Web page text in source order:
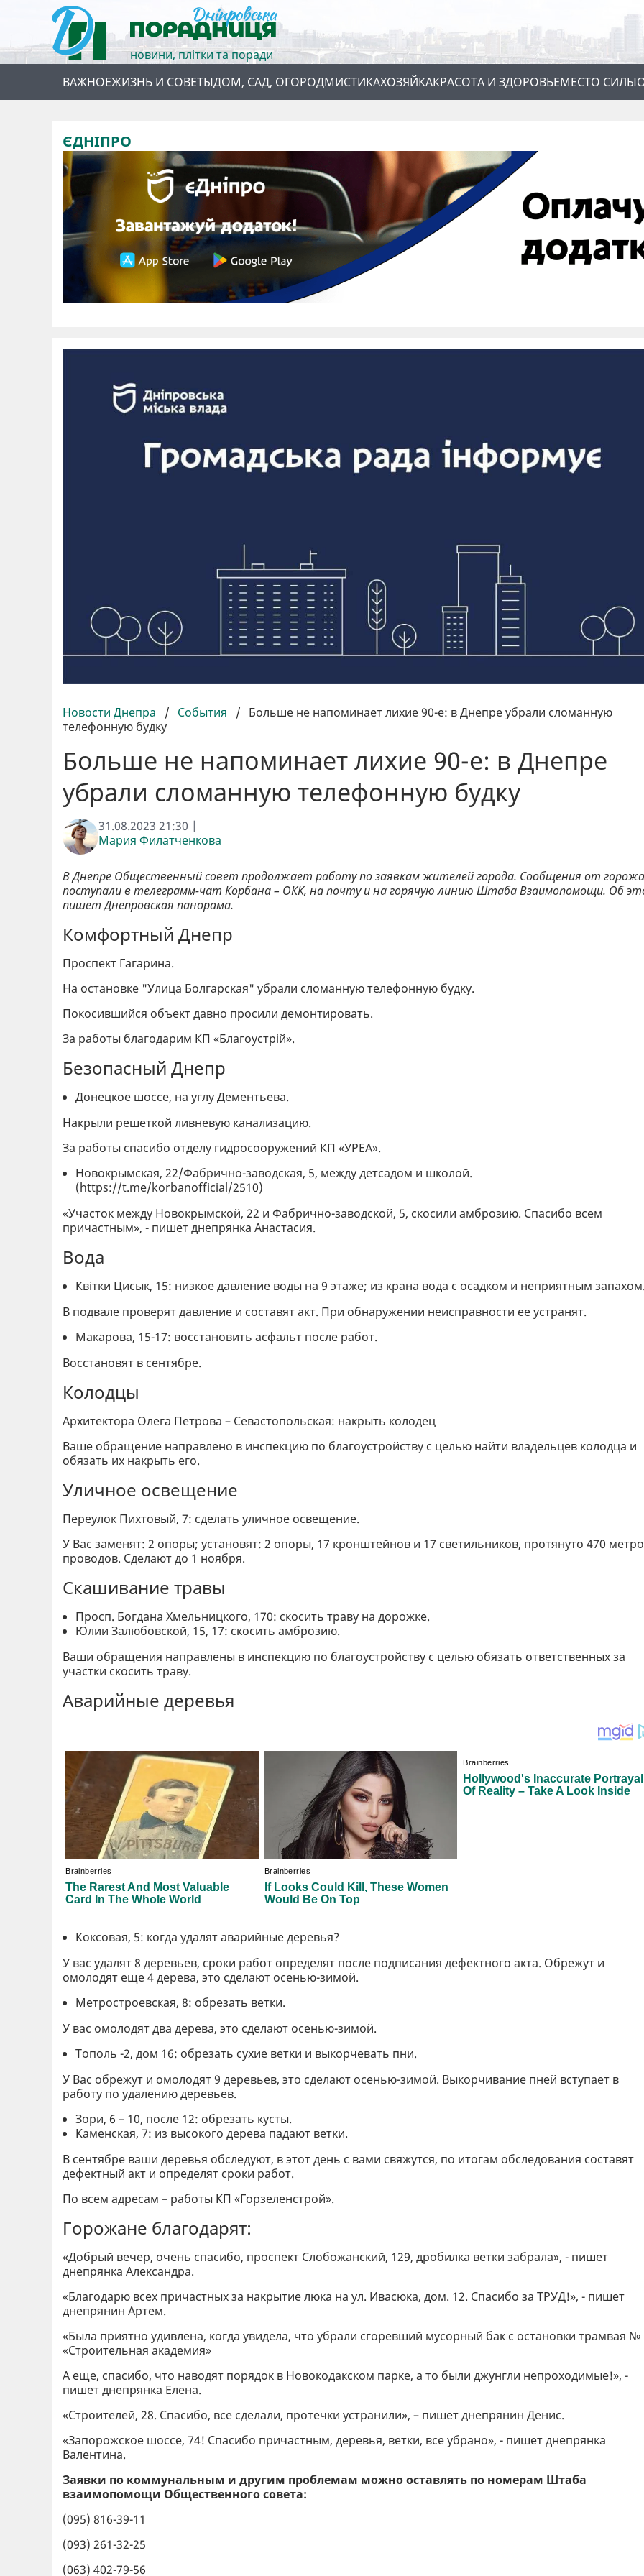
новини, плітки та поради
ВАЖНОЕЖИЗНЬ И СОВЕТЫДОМ, САД, ОГОРОДМИСТИКАХОЗЯЙКАКРАСОТА И ЗДОРОВЬЕМЕСТО СИЛЫ
ЄДНІПРО
Новости Днепра / События / Больше не напоминает лихие 90-е: в Днепре убрали сломанную
телефонную будку
Больше не напоминает лихие 90-е: в Днепре
убрали сломанную телефонную будку
31.08.2023 21:30 |
Мария Филатченкова
В Днепре Общественный совет продолжает работу по заявкам жителей города. Сообщения от
поступали в телеграмм-чат Корбана – ОКК, на почту и на горячую линию Штаба Взаимопомощи. Об
пишет Днепровская панорама.
Комфортный Днепр
Проспект Гагарина.
На остановке "Улица Болгарская" убрали сломанную телефонную будку.
Покосившийся объект давно просили демонтировать.
За работы благодарим КП «Благоустрій».
Безопасный Днепр
Донецкое шоссе, на углу Дементьева.
Накрыли решеткой ливневую канализацию.
За работы спасибо отделу гидросооружений КП «УРЕА».
Новокрымская, 22/Фабрично-заводская, 5, между детсадом и школой.
(https://t.me/korbanofficial/2510)
«Участок между Новокрымской, 22 и Фабрично-заводской, 5, скосили амброзию. Спасибо всем
причастным», - пишет днепрянка Анастасия.
Вода
Квітки Цисык, 15: низкое давление воды на 9 этаже; из крана вода с осадком и неприятным
В подвале проверят давление и составят акт. При обнаружении неисправности ее устранят.
Макарова, 15-17: восстановить асфальт после работ.
Восстановят в сентябре.
Колодцы
Архитектора Олега Петрова – Севастопольская: накрыть колодец
Ваше обращение направлено в инспекцию по благоустройству с целью найти владельцев колодца и
обязать их накрыть его.
Уличное освещение
Переулок Пихтовый, 7: сделать уличное освещение.
У Вас заменят: 2 опоры; установят: 2 опоры, 17 кронштейнов и 17 светильников, протянуто 470
проводов. Сделают до 1 ноября.
Скашивание травы
Просп. Богдана Хмельницкого, 170: скосить траву на дорожке.
Юлии Залюбовской, 15, 17: скосить амброзию.
Ваши обращения направлены в инспекцию по благоустройству с целью обязать ответственных за
участки скосить траву.
Аварийные деревья
Коксовая, 5: когда удалят аварийные деревья?
У вас удалят 8 деревьев, сроки работ определят после подписания дефектного акта. Обрежут и
омолодят еще 4 дерева, это сделают осенью-зимой.
Метростроевская, 8: обрезать ветки.
У вас омолодят два дерева, это сделают осенью-зимой.
Тополь -2, дом 16: обрезать сухие ветки и выкорчевать пни.
У Вас обрежут и омолодят 9 деревьев, это сделают осенью-зимой. Выкорчивание пней вступает в
работу по удалению деревьев.
Зори, 6 – 10, после 12: обрезать кусты.
Каменская, 7: из высокого дерева падают ветки.
В сентябре ваши деревья обследуют, в этот день с вами свяжутся, по итогам обследования составят
дефектный акт и определят сроки работ.
По всем адресам – работы КП «Горзеленстрой».
Горожане благодарят:
«Добрый вечер, очень спасибо, проспект Слобожанский, 129, дробилка ветки забрала», - пишет
днепрянка Александра.
«Благодарю всех причастных за накрытие люка на ул. Ивасюка, дом. 12. Спасибо за ТРУД!», - пишет
днепрянин Артем.
«Была приятно удивлена, когда увидела, что убрали сгоревший мусорный бак с остановки трамвая №
«Строительная академия»
А еще, спасибо, что наводят порядок в Новокодакском парке, а то были джунгли непроходимые!», -
пишет днепрянка Елена.
«Строителей, 28. Спасибо, все сделали, протечки устранили», – пишет днепрянин Денис.
«Запорожское шоссе, 74! Спасибо причастным, деревья, ветки, все убрано», - пишет днепрянка
Валентина.
Заявки по коммунальным и другим проблемам можно оставлять по номерам Штаба
взаимопомощи Общественного совета:
(095) 816-39-11
(093) 261-32-25
(063) 402-79-56